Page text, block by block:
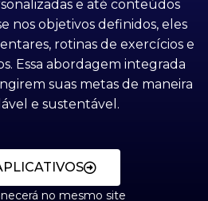
e até conteúdos
nos objetivos definidos, eles
rotinas de exercícios e
Essa abordagem integrada
suas metas de maneira
e sustentável.
no mesmo site